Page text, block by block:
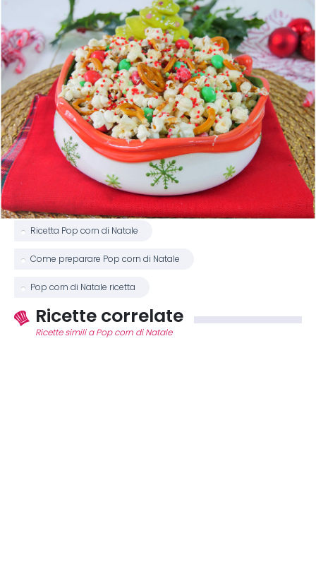
Ricetta Pop corn di Natale
Come preparare Pop corn di Natale
Pop corn di Natale ricetta
Ricette correlate
Ricette simili a Pop corn di Natale